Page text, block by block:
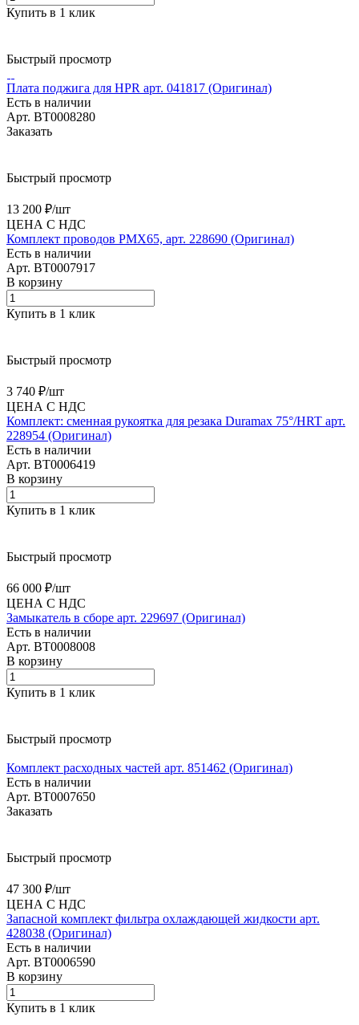
Купить в 1 клик
Быстрый просмотр
Плата поджига для HPR арт. 041817 (Оригинал)
Есть в наличии
Арт. BT0008280
Заказать
Быстрый просмотр
13 200 ₽/шт
ЦЕНА С НДС
Комплект проводов PMX65, арт. 228690 (Оригинал)
Есть в наличии
Арт. BT0007917
В корзину
Купить в 1 клик
Быстрый просмотр
3 740 ₽/шт
ЦЕНА С НДС
Комплект: сменная рукоятка для резака Duramax 75°/HRT арт.
228954 (Оригинал)
Есть в наличии
Арт. BT0006419
В корзину
Купить в 1 клик
Быстрый просмотр
66 000 ₽/шт
ЦЕНА С НДС
Замыкатель в сборе арт. 229697 (Оригинал)
Есть в наличии
Арт. BT0008008
В корзину
Купить в 1 клик
Быстрый просмотр
Комплект расходных частей арт. 851462 (Оригинал)
Есть в наличии
Арт. BT0007650
Заказать
Быстрый просмотр
47 300 ₽/шт
ЦЕНА С НДС
Запасной комплект фильтра охлаждающей жидкости арт.
428038 (Оригинал)
Есть в наличии
Арт. BT0006590
В корзину
Купить в 1 клик